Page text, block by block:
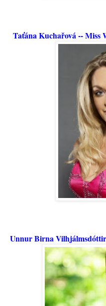
Taťána Kuchařová -- Miss
Unnur Birna